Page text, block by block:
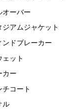
オーバー
アムジャケット
ンドブレーカー
ット
カー
コート
ル